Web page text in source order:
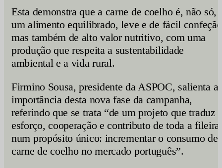
Esta demonstra que a carne de coelho é, não só,
um alimento equilibrado, leve e de fácil
mas também de alto valor nutritivo, com uma
produção que respeita a sustentabilidade
ambiental e a vida rural.
Firmino Sousa, presidente da ASPOC, salienta a
importância desta nova fase da campanha,
referindo que se trata “de um projeto que traduz
esforço, cooperação e contributo de toda a fileira
num propósito único: incrementar o consumo de
carne de coelho no mercado português”.